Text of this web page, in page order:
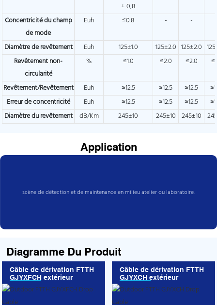
± 0,8
Concentricité du champ
de mode
Euh ≤0.8 - -
Diamètre de revêtement Euh 125±1.0 125±2.0 125±2.0
Revêtement non-
circularité
% ≤1.0 ≤2.0 ≤2.0
Revêtement/Revêtement Euh ≤12.5 ≤12.5 ≤12.5
Erreur de concentricité
Euh ≤12.5 ≤12.5 ≤12.5
Diamètre du revêtement
dB/Km 245±10 245±10 245±10
Application
scène de détection et de maintenance en milieu atelier ou laboratoire.
Diagramme Du Produit
Câble de dérivation FTTH
GJYXFCH extérieur
Câble de dérivation FTTH
GJYXCH extérieur